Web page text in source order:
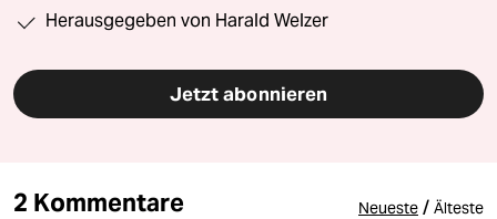
Herausgegeben von Harald Welzer
Jetzt abonnieren
2 Kommentare Neueste / Älteste